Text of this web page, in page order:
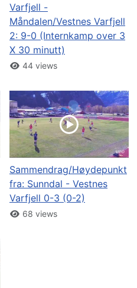
Varfjell -
Måndalen/Vestnes Varfjell
2: 9-0 (Internkamp over 3
X 30 minutt)
44 views
Sammendrag/Høydepunkt
fra: Sunndal - Vestnes
Varfjell 0-3 (0-2)
68 views